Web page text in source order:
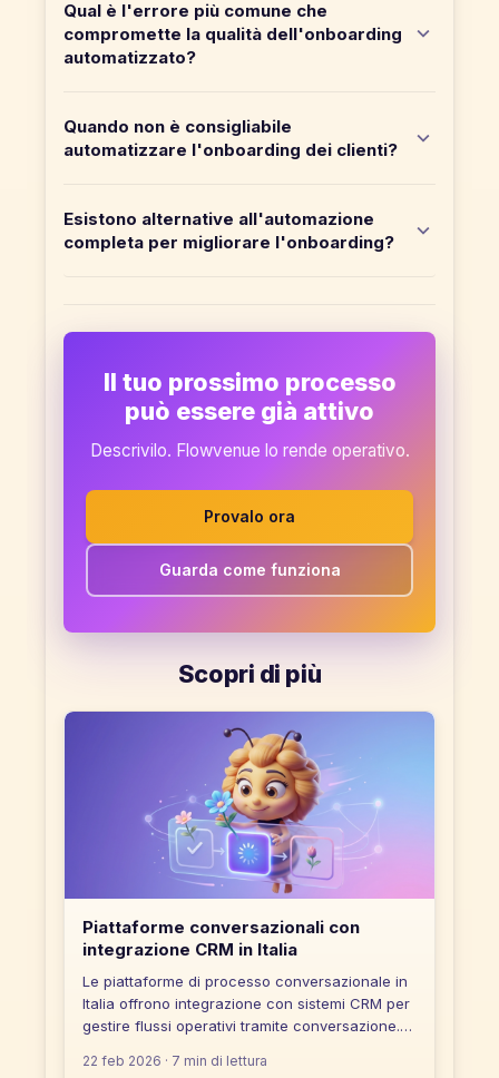
Qual è l'errore più comune che
compromette la qualità dell'onboarding
automatizzato?
Quando non è consigliabile
automatizzare l'onboarding dei clienti?
Esistono alternative all'automazione
completa per migliorare l'onboarding?
Il tuo prossimo processo
può essere già attivo
Descrivilo. Flowvenue lo rende operativo.
Provalo ora
Guarda come funziona
Scopri di più
Piattaforme conversazionali con
integrazione CRM in Italia
Le piattaforme di processo conversazionale in
Italia offrono integrazione con sistemi CRM per
gestire flussi operativi tramite conversazione.
integrazione, scalabilità e multicanalità.
22 feb 2026 · 7 min di lettura